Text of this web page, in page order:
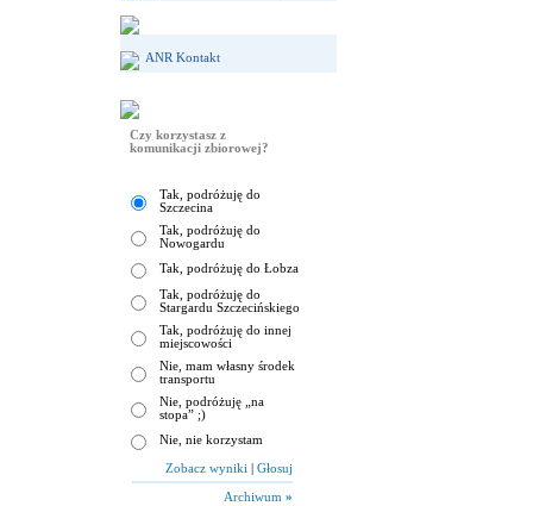
ANR Kontakt
Czy korzystasz z
komunikacji zbiorowej?
Tak, podróżuję do
Szczecina
Tak, podróżuję do
Nowogardu
Tak, podróżuję do Łobza
Tak, podróżuję do
Stargardu Szczecińskiego
Tak, podróżuję do innej
miejscowości
Nie, mam własny środek
transportu
Nie, podróżuję „na
stopa” ;)
Nie, nie korzystam
Zobacz wyniki Głosuj
Archiwum »